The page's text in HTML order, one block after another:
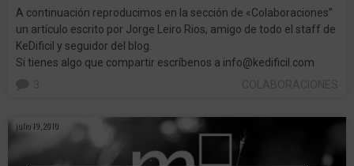
A continuación reproducimos en la sección de «Colaboraciones”
un artículo escrito por Jorge Leiro Rios, amigo de todo el staff de
KeDificil y seguidor del blog.
Si tienes algo que compartir escríbenos a info@kedificil.com
julio 19, 2010